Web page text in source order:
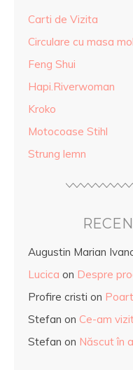
Carti de Vizita
Circulare cu masa
Feng Shui
Hapi.Riverwoman
Kroko
Motocoase Stihl
Strung lemn
Augustin Marian
Lucica on Despre
Profire cristi on
Stefan on Ce-am
Stefan on Născut în